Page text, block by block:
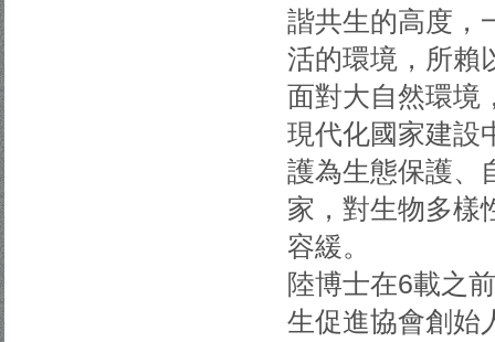
諧共生的高度，
活的環境，所賴
面對大自然環境
現代化國家建設
護為生態保護、
家，對生物多樣
容緩。
陸博士在6載之
生促進協會創始